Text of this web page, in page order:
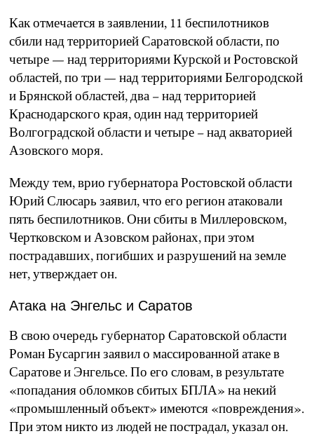
Как отмечается в заявлении, 11 беспилотников
сбили над территорией Саратовской области, по
четыре — над территориями Курской и Ростовской
областей, по три — над территориями Белгородской
и Брянской областей, два – над территорией
Краснодарского края, один над территорией
Волгоградской области и четыре – над акваторией
Азовского моря.
Между тем, врио губернатора Ростовской области
Юрий Слюсарь заявил, что его регион атаковали
пять беспилотников. Они сбиты в Миллеровском,
Чертковском и Азовском районах, при этом
пострадавших, погибших и разрушений на земле
нет, утверждает он.
Атака на Энгельс и Саратов
В свою очередь губернатор Саратовской области
Роман Бусаргин заявил о массированной атаке в
Саратове и Энгельсе. По его словам, в результате
«попадания обломков сбитых БПЛА» на некий
«промышленный объект» имеются «повреждения».
При этом никто из людей не пострадал, указал он.